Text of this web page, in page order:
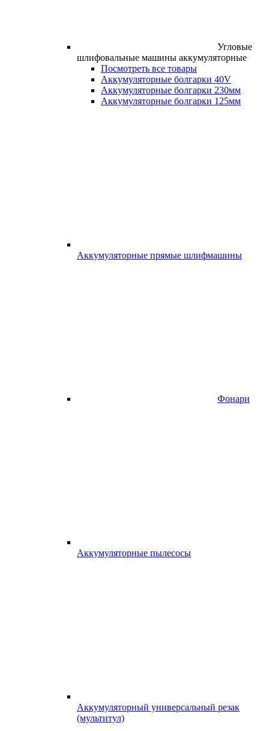
Угловые
шлифовальные машины аккумуляторные
Посмотреть все товары
Аккумуляторные болгарки 40V
Аккумуляторные болгарки 230мм
Аккумуляторные болгарки 125мм
Аккумуляторные прямые шлифмашины
Фонари
Аккумуляторные пылесосы
Аккумуляторный универсальный резак
(мультитул)